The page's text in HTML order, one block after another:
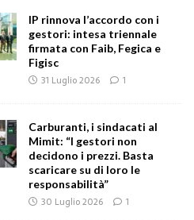
IP rinnova l’accordo con i
gestori: intesa triennale
firmata con Faib, Fegica e
Figisc
31 Luglio 2026 1
Carburanti, i sindacati al
Mimit: “I gestori non
decidono i prezzi. Basta
scaricare su di loro le
responsabilità”
30 Luglio 2026 1